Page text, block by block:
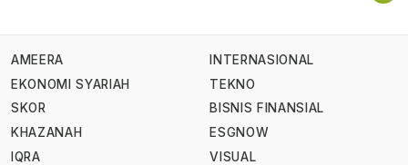
AMEERA
EKONOMI SYARIAH
SKOR
KHAZANAH
IQRA
INTERNASIONAL
TEKNO
BISNIS FINANSIAL
ESGNOW
VISUAL